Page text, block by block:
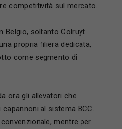
competitività sul mercato.
Belgio, soltantoColruyt
propria filiera dedicata,
come segmento di
ora gli allevatori che
al sistema BCC.
mentre per